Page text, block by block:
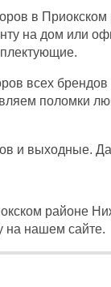
в
на дом или
всех брендов
поломки
и выходные.
районе
на нашем сайте.